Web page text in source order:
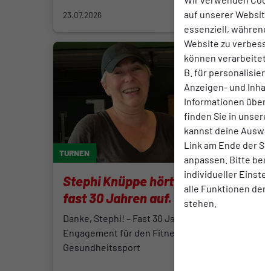
auf unserer
essenziell,
Website zu
können verarbeitet
B. für
Anzeigen- und
Informationen
finden Sie in
kannst deine
Link am Ende der
anpassen. Bitte
individueller
alle Funktionen
stehen.
23.07.2026
TURNEN
Stephi Knüppe hört nach
fast 30 Jahren auf.
Danke, Stephi! – Fast 30 Jahre
Engagement für den Fitness- und
Gesundheitssport